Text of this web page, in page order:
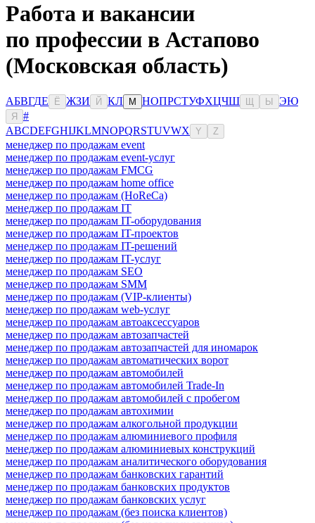
Работа и вакансии
по профессии в Астапово
(Московская область)
АБВГДЕ Ё ЖЗИ Й КЛ М НОПРСТУФХЦЧШ Ы ЭЮ
Я
#
ABCDEFGHIJKLMNOPQRSTUVWX Y Z
менеджер по продажам event
менеджер по продажам event-услуг
менеджер по продажам FMCG
менеджер по продажам home office
менеджер по продажам (HoReCa)
менеджер по продажам IT
менеджер по продажам IT-оборудования
менеджер по продажам IT-проектов
менеджер по продажам IT-решений
менеджер по продажам IT-услуг
менеджер по продажам SEO
менеджер по продажам SMM
менеджер по продажам (VIP-клиенты)
менеджер по продажам web-услуг
менеджер по продажам автоаксессуаров
менеджер по продажам автозапчастей
менеджер по продажам автозапчастей для иномарок
менеджер по продажам автоматических ворот
менеджер по продажам автомобилей
менеджер по продажам автомобилей Trade-In
менеджер по продажам автомобилей с пробегом
менеджер по продажам автохимии
менеджер по продажам алкогольной продукции
менеджер по продажам алюминиевого профиля
менеджер по продажам алюминиевых конструкций
менеджер по продажам аналитического оборудования
менеджер по продажам банковских гарантий
менеджер по продажам банковских продуктов
менеджер по продажам банковских услуг
менеджер по продажам (без поиска клиентов)